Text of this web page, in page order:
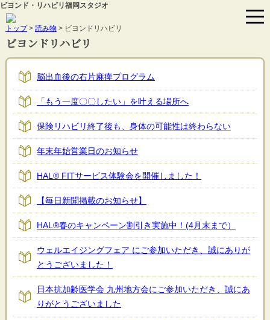
ビヨンド・リハビリ福岡スタジオ
トップ> 読み物 > ビヨンドリハビリ
ビヨンドリハビリ
脳出血後の右片麻痺プログラム
「もう一度〇〇したい」を叶える場所へ
保険リハビリ終了後も、身体の可能性は終わらない
年末年始営業日のお知らせ
HAL®︎ FITサービス体験会を開催しました！
【毎日新聞掲載のお知らせ】
HAL®春のキャンペーン割引き実施中！(4月末まで）
ウェルエイジングフェア にご参加いただき、誠にありが
とうございました！
日本抗加齢医学会 九州地方会にご参加いただき、誠にあ
りがとうございました